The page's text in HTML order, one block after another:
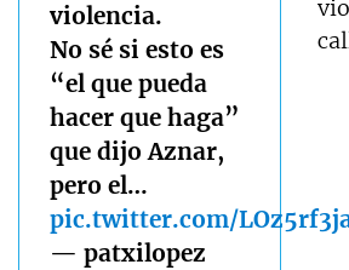
violencia.
No sé si esto es
“el que pueda
hacer que haga”
que dijo Aznar,
pero el…
pic.twitter.com/
— patxilopez